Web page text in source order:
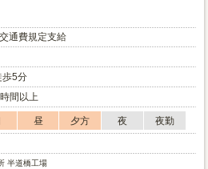
通費規定支給
歩5分
間以上
昼 夕方 夜
夜勤
半道橋工場